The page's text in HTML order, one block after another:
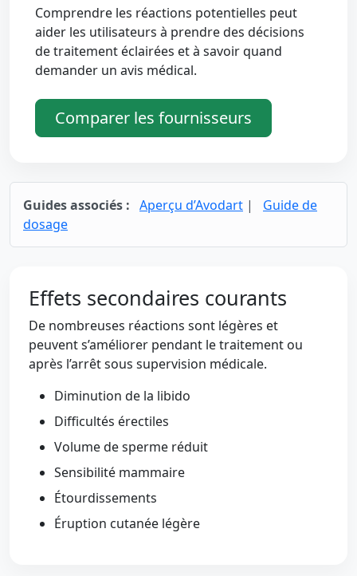
Comprendre les réactions potentielles peut
aider les utilisateurs à prendre des décisions
de traitement éclairées et à savoir quand
demander un avis médical.
Comparer les fournisseurs
Guides associés : Aperçu d’Avodart |
Guide de
dosage
Effets secondaires courants
De nombreuses réactions sont légères et
peuvent s’améliorer pendant le traitement ou
après l’arrêt sous supervision médicale.
Diminution de la libido
Difficultés érectiles
Volume de sperme réduit
Sensibilité mammaire
Étourdissements
Éruption cutanée légère